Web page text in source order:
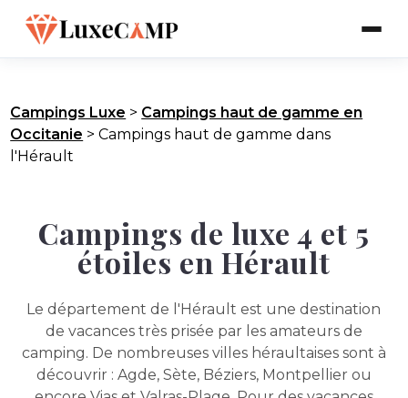
Campings Luxe > Campings haut de gamme en
Occitanie >Campings haut de gamme dans
l'Hérault
Campings de luxe 4 et 5
étoiles en Hérault
Le département de l'Hérault est une destination
de vacances très prisée par les amateurs de
camping. De nombreuses villes héraultaises sont à
découvrir : Agde, Sète, Béziers, Montpellier ou